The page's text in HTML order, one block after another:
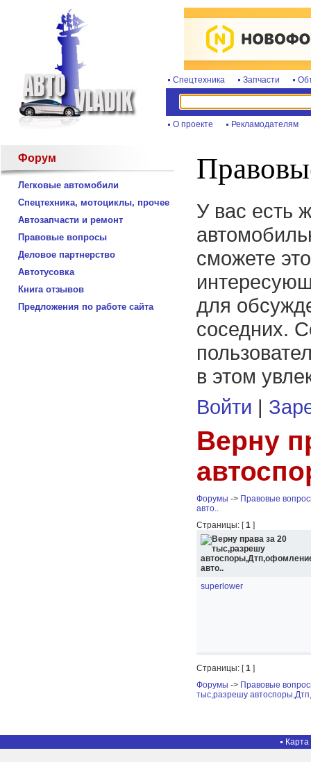
Спецтехника Запчасти
О проекте Рекламодателям
Форум
Легковые автомобили
Спецтехника, мотоциклы, прочее
Автозапчасти и ремонт
Правовые вопросы
Деловое партнерство
Автотусовка
Книга отзывов
Предложения по работе сайта
У вас есть
сможете
для
соседних.
в этом
Войти |
Верну
Форумы -> Правовые
авто..
Страницы: [1 ]
superlower
Страницы: [1 ]
Форумы -> Правовые
тыс,разрешу
Карта